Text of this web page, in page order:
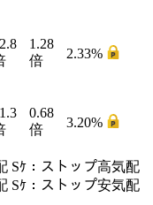
1.28
倍
2.33%
0.68
倍
3.20%
Sｹ ： ストップ高気配
Sｹ ： ストップ安気配